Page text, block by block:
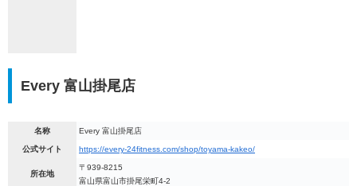
Every 富山掛尾店
名称 Every 富山掛尾店
公式サイト https://every-24fitness.com/shop/toyama-kakeo/
所在地
〒939-8215
富山県富山市掛尾栄町4-2